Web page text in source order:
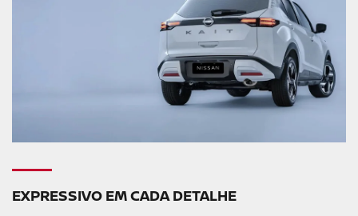
EXPRESSIVO EM CADA DETALHE